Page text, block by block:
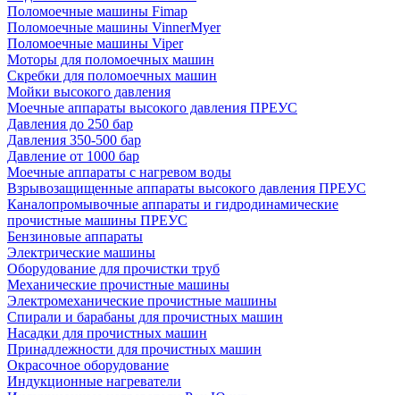
Поломоечные машины Fimap
Поломоечные машины VinnerMyer
Поломоечные машины Viper
Моторы для поломоечных машин
Скребки для поломоечных машин
Мойки высокого давления
Моечные аппараты высокого давления ПРЕУС
Давления до 250 бар
Давления 350-500 бар
Давление от 1000 бар
Моечные аппараты с нагревом воды
Взрывозащищенные аппараты высокого давления ПРЕУС
Каналопромывочные аппараты и гидродинамические
прочистные машины ПРЕУС
Бензиновые аппараты
Электрические машины
Оборудование для прочистки труб
Механические прочистные машины
Электромеханические прочистные машины
Спирали и барабаны для прочистных машин
Насадки для прочистных машин
Принадлежности для прочистных машин
Окрасочное оборудование
Индукционные нагреватели